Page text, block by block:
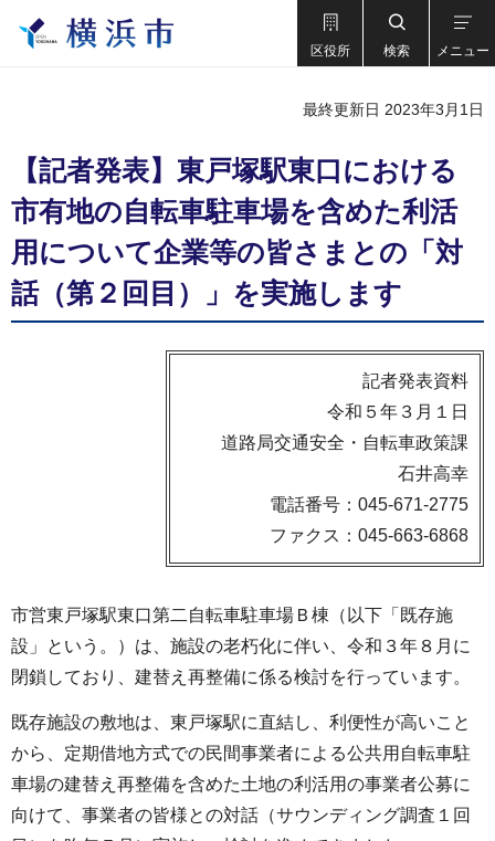
区役所 検索 メニュー
最終更新日 2023年3月1日
【記者発表】東戸塚駅東口における
市有地の自転車駐車場を含めた利活
用について企業等の皆さまとの「対
話（第２回目）」を実施します
記者発表資料
令和５年３月１日
道路局交通安全・自転車政策課
石井高幸
電話番号：045-671-2775
ファクス：045-663-6868
市営東戸塚駅東口第二自転車駐車場Ｂ棟（以下「既存施
設」という。）は、施設の老朽化に伴い、令和３年８月に
閉鎖しており、建替え再整備に係る検討を行っています。
既存施設の敷地は、東戸塚駅に直結し、利便性が高いこと
から、定期借地方式での民間事業者による公共用自転車駐
車場の建替え再整備を含めた土地の利活用の事業者公募に
向けて、事業者の皆様との対話（サウンディング調査１回